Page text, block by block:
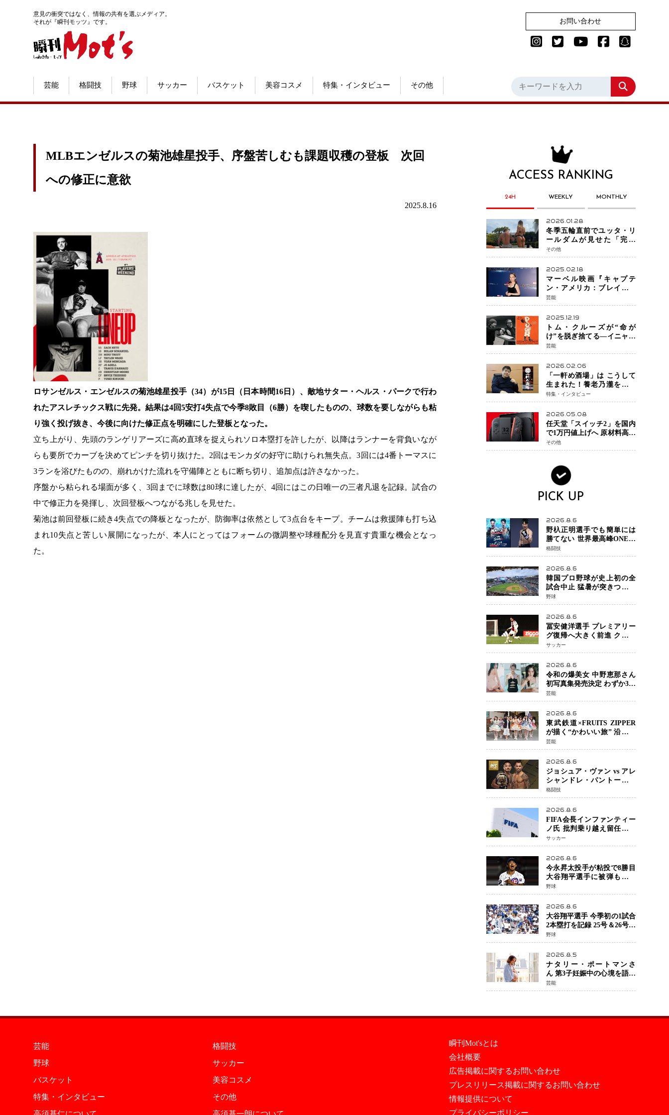
意見の衝突ではなく、情報の共有を選ぶメディア。
それが『瞬刊モッツ』です。
お問い合わせ
芸能 格闘技 野球 サッカー バスケット 美容コスメ 特集・インタビュー その他
MLBエンゼルスの菊池雄星投手、序盤苦しむも課題収穫の登板 次回
への修正に意欲
2025.8.16
ロサンゼルス・エンゼルスの菊池雄星投手（34）が15日（日本時間16日）、敵地サター・ヘルス・パークで行わ
れたアスレチックス戦に先発。結果は4回5安打4失点で今季8敗目（6勝）を喫したものの、球数を要しながらも粘
り強く投げ抜き、今後に向けた修正点を明確にした登板となった。
立ち上がり、先頭のランゲリアーズに高め直球を捉えられソロ本塁打を許したが、以降はランナーを背負いなが
らも要所でカーブを決めてピンチを切り抜けた。2回はモンカダの好守に助けられ無失点。3回には4番トーマスに
3ランを浴びたものの、崩れかけた流れを守備陣とともに断ち切り、追加点は許さなかった。
序盤から粘られる場面が多く、3回までに球数は80球に達したが、4回にはこの日唯一の三者凡退を記録。試合の
中で修正力を発揮し、次回登板へつながる兆しを見せた。
菊池は前回登板に続き4失点での降板となったが、防御率は依然として3点台をキープ。チームは救援陣も打ち込
まれ10失点と苦しい展開になったが、本人にとってはフォームの微調整や球種配分を見直す貴重な機会となっ
た。
ACCESS RANKING
24H WEEKLY MONTHLY
2026.01.28
冬季五輪直前でユッタ・リ
ールダムが見せた「完成
形」転倒と涙を越えて─ミラ
ノで金を狙うオランダ女王
の現在地
その他
2025.02.18
マーベル映画『キャプテ
ン・アメリカ：ブレイブ・
ニュー・ワールド』 新ブラ
ック・ウィドウ役のシラ・
ハースとは！？
芸能
2025.12.19
トム・クルーズが“命が
け”を脱ぎ捨てる―イニャリ
トゥ監督と挑む前代未聞の
大惨事コメディ「DIGGER
ディガー」始動
芸能
2026.02.06
「一軒め酒場」は こうして
生まれた！養老乃瀧を再定
義し、ファンビジネスへ─養
老乃瀧100％子会社・
FanPlaceCreate代表・谷酒氏
が語る“地道な再発明”の経
営哲学
特集・インタビュー
2026.05.08
任天堂「スイッチ2」を国内
で1万円値上げへ 原材料高騰
で価格改定「スイッチオン
ライン」も引き上げ
その他
PICK UP
2026.8.6
野杁正明選手でも簡単には
勝てない 世界最高峰ONEで
浮き彫りになる 日本キック
ボクシングが直面する“技術
戦”の現在地
格闘技
2026.8.6
韓国プロ野球が史上初の全
試合中止 猛暑が突きつけた
「屋外スポーツの限界」 日
本発のドーム型施設時代へ
野球
2026.8.6
冨安健洋選手 プレミアリー
グ復帰へ大きく前進 クリス
タルパレス加入目前 メディ
カルチェックも通過
サッカー
2026.8.6
令和の爆美女 中野恵那さん
初写真集発売決定 わずか3日
で2560万インプレッション
を記録した話題の美貌を凝
縮
芸能
2026.8.6
東武鉄道×FRUITS ZIPPER
が描く“かわいい旅” 沿線を
舞台にした「TOBU KAWAII
PROJECT」が開幕
芸能
2026.8.6
ジョシュア・ヴァン vs アレ
シャンドレ・パントージャ
UFC331メインイベントで再
戦決定 「完全決着」に世
界中のファンが熱狂 マネ
ル・ケイプの王座挑戦は再
び遠のく
格闘技
2026.8.6
FIFA会長インファンティー
ノ氏 批判乗り越え留任決定
世界最大級のスポーツ組織
を支える「権威」は揺るが
ず ・・・謝罪と改革姿勢
サッカー
2026.8.6
今永昇太投手が粘投で8勝目
大谷翔平選手に被弾も「穴
がない打者」と脱帽
野球
2026.8.6
大谷翔平選手 今季初の1試合
2本塁打を記録 25号＆26号の
猛打賞もドジャースは今季
ワーストの6連敗
野球
2026.8.5
ナタリー・ポートマンさ
ん 第3子妊娠中の心境を語る
「嗅覚がとても敏感に」マ
タニティフォトも公開
芸能
芸能
格闘技
野球
サッカー
バスケット
美容コスメ
特集・インタビュー
その他
瞬刊Mot'sとは
会社概要
広告掲載に関するお問い合わせ
プレスリリース掲載に関するお問い合わせ
情報提供について
プライバシーポリシー